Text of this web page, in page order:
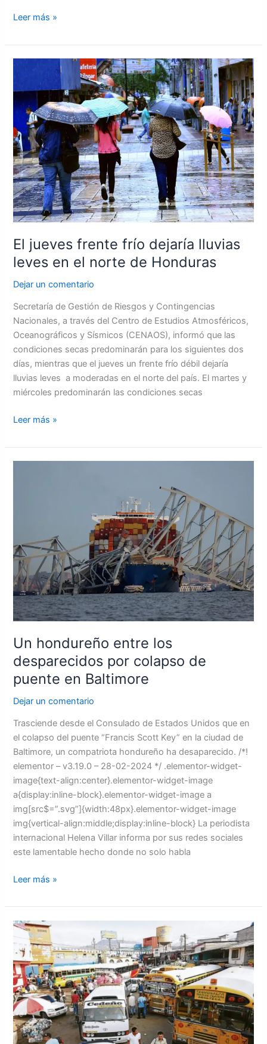
Leer más »
El jueves frente frío dejaría lluvias
leves en el norte de Honduras
Dejar un comentario
Secretaría de Gestión de Riesgos y Contingencias
Nacionales, a través del Centro de Estudios Atmosféricos,
Oceanográficos y Sísmicos (CENAOS), informó que las
condiciones secas predominarán para los siguientes dos
días, mientras que el jueves un frente frío débil dejaría
lluvias leves a moderadas en el norte del país. El martes y
miércoles predominarán las condiciones secas
El
frente
frío
dejaría
lluvias
leves
en
el
norte
de
Honduras
Leer más »
Un hondureño entre los
desparecidos por colapso de
puente en Baltimore
Dejar un comentario
Trasciende desde el Consulado de Estados Unidos que en
el colapso del puente “Francis Scott Key” en la ciudad de
Baltimore, un compatriota hondureño ha desaparecido. /*!
elementor – v3.19.0 – 28-02-2024 */ .elementor-widget-
image{text-align:center}.elementor-widget-image
a{display:inline-block}.elementor-widget-image a
img[src$=”.svg”]{width:48px}.elementor-widget-image
img{vertical-align:middle;display:inline-block} La periodista
internacional Helena Villar informa por sus redes sociales
este lamentable hecho donde no solo habla
colapso
de
puente
en
Baltimore
Leer más »
Continúa
el
éxodo
de
hondureños
en
las
terminales
de